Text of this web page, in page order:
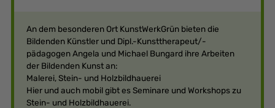
An dem besonderen Ort KunstWerkGrün bieten die
Bildenden Künstler und Dipl.-Kunsttherapeut/-
pädagogen Angela und Michael Bungard ihre Arbeiten
der Bildenden Kunst an:
Malerei, Stein- und Holzbildhauerei
Hier und auch mobil gibt es Seminare und Workshops zu
Stein- und Holzbildhauerei.